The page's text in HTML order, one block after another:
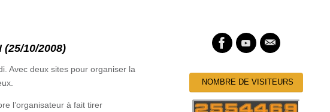
(25/10/2008)
Avec deux sites pour organiser la
l’organisateur à fait tirer
NOMBRE DE VISITEURS